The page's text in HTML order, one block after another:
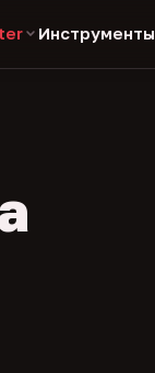
Инструменты